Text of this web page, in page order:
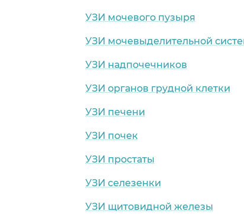
УЗИ мочевого пузыря
УЗИ мочевыделительной
УЗИ надпочечников
УЗИ органов грудной клетки
УЗИ печени
УЗИ почек
УЗИ простаты
УЗИ селезенки
УЗИ щитовидной железы